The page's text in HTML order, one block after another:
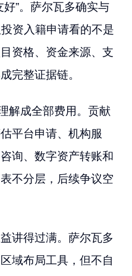
”。萨尔瓦多确实与
资入籍申请看的不是
资格、资金来源、支
完整证据链。
解成全部费用。贡献
平台申请、机构服
询、数字资产转账和
不分层，后续争议空
讲得过满。萨尔瓦多
域布局工具，但不自